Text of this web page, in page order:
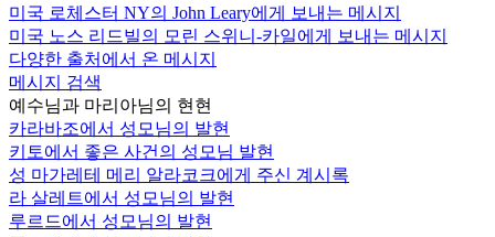
미국 로체스터 NY의 John Leary에게 보내는 메시지
미국 노스 리드빌의 모린 스위니-카일에게 보내는 메시지
다양한 출처에서 온 메시지
메시지 검색
예수님과 마리아님의 현현
카라바조에서 성모님의 발현
키토에서 좋은 사건의 성모님 발현
성 마가레테 메리 알라코크에게 주신 계시록
라 살레트에서 성모님의 발현
루르드에서 성모님의 발현